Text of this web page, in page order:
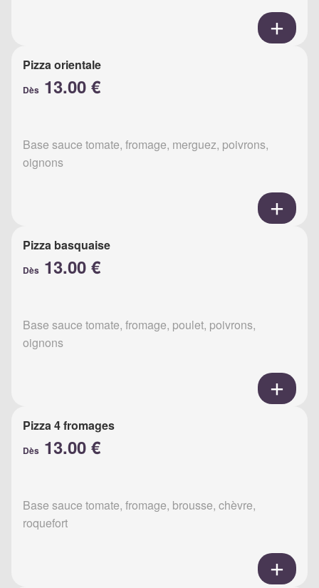
Pizza orientale
Dès 13.00 €
Base sauce tomate, fromage, merguez, poivrons,
oignons
Pizza basquaise
Dès 13.00 €
Base sauce tomate, fromage, poulet, poivrons,
oignons
Pizza 4 fromages
Dès 13.00 €
Base sauce tomate, fromage, brousse, chèvre,
roquefort